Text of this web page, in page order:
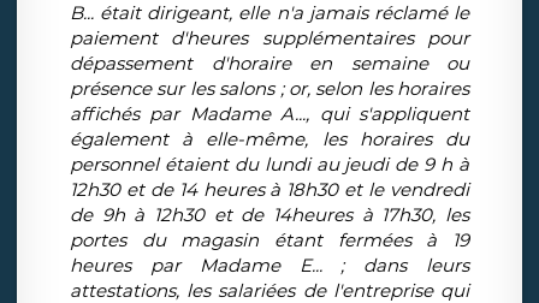
B... était dirigeant, elle n'a jamais réclamé le
paiement d'heures supplémentaires pour
dépassement d'horaire en semaine ou
présence sur les salons ; or, selon les horaires
affichés par Madame A..., qui s'appliquent
également à elle-même, les horaires du
personnel étaient du lundi au jeudi de 9 h à
12h30 et de 14 heures à 18h30 et le vendredi
de 9h à 12h30 et de 14heures à 17h30, les
portes du magasin étant fermées à 19
heures par Madame E... ; dans leurs
attestations, les salariées de l'entreprise qui